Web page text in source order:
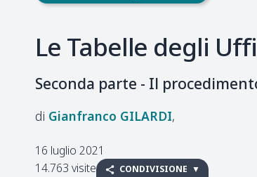
Le Tabelle degli
Seconda parte - Il
Gianfranco GILARDI
16 luglio 2021
14.763 visite
CONDIVISIONE